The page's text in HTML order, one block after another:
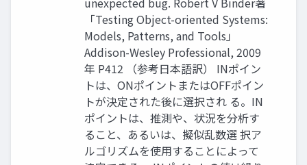
「Testing Object-oriented Systems:
Models, Patterns, and Tools」
Addison-Wesley Professional, 2009
年 P412 （参考日本語訳） INポイン
トは、ONポイントまたはOFFポイン
トが決定された後に選択され る。IN
ポイントは、推測や、状況を分析す
ること、あるいは、擬似乱数選 択ア
ルゴリズムを使用することによって